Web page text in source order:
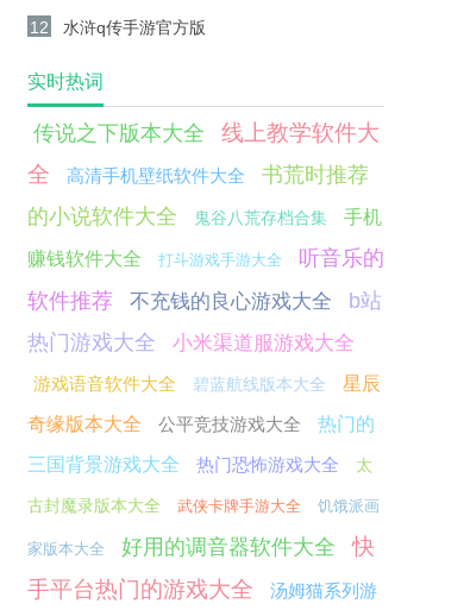
12 水浒q传手游官方版
实时热词
传说之下版本大全
线上教学软件大
全
高清手机壁纸软件大全
书荒时推荐
的小说软件大全
鬼谷八荒存档合集 手机
赚钱软件大全 打斗游戏手游大全
听音乐的
软件推荐
不充钱的良心游戏大全
b站
热门游戏大全
小米渠道服游戏大全
游戏语音软件大全 碧蓝航线版本大全
星辰
奇缘版本大全
公平竞技游戏大全
热门的
三国背景游戏大全
热门恐怖游戏大全 太
古封魔录版本大全 武侠卡牌手游大全 饥饿派画
家版本大全 好用的调音器软件大全
快
手平台热门的游戏大全
汤姆猫系列游